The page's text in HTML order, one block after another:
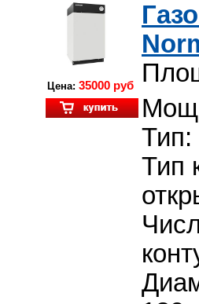
Цена: 35000 руб
Тип:
Тип